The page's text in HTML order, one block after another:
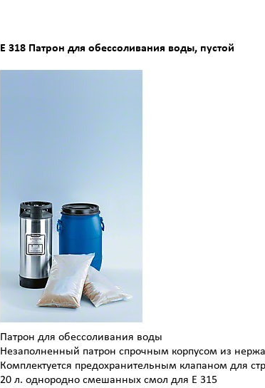
E 318 Патрон для обессоливания воды, пустой
Патрон для обессоливания воды
Незаполненный патрон спрочным корпусом из
Комплектуется предохранительным клапаном для
20 л. однородно смешанных смол для Е 315